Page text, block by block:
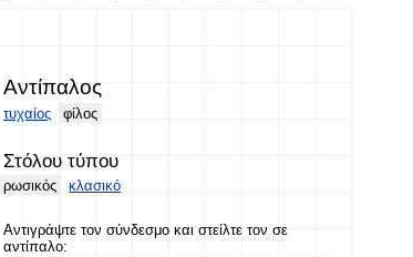
Αντίπαλος
τυχαίος φίλος
Στόλου τύπου
ρωσικός κλασικό
Αντιγράψτε τον σύνδεσμο και στείλτε τον σε
αντίπαλο: